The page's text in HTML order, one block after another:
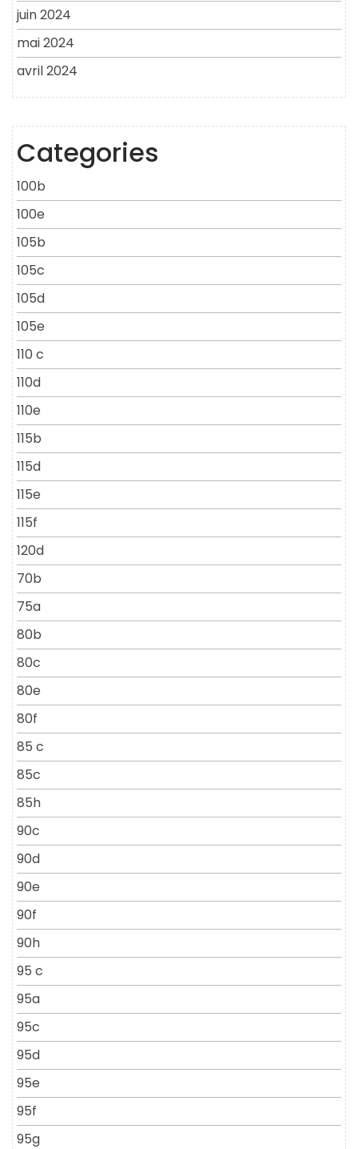
juin 2024
mai 2024
avril 2024
Categories
100b
100e
105b
105c
105d
105e
110 c
110d
110e
115b
115d
115e
115f
120d
70b
75a
80b
80c
80e
80f
85 c
85c
85h
90c
90d
90e
90f
90h
95 c
95a
95c
95d
95e
95f
95g